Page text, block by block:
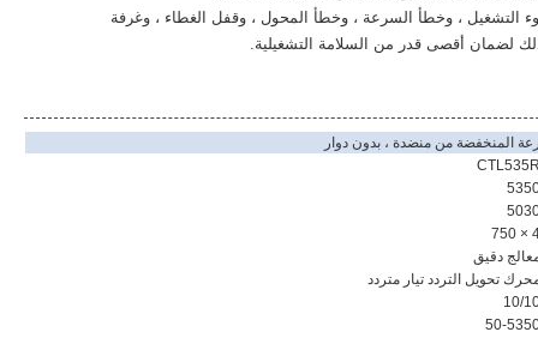
التشغيل ، وخطأ السرعة ، وخطأ المحول ، وقفل الغطاء ، وغرفة
ذلك لضمان أقصى قدر من السلامة التشغيلية.
المنخفضة من منضدة ، بدون دوار
4 ×
دقيق
تحويل التردد تيار متردد
10/
50-